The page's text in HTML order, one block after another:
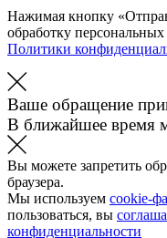
Нажимая кнопку
обработку
Политики
Ваше обращение
В ближайшее время
Вы можете запретить
браузера.
Мы используем cookie-
пользоваться, вы
конфиденциальности